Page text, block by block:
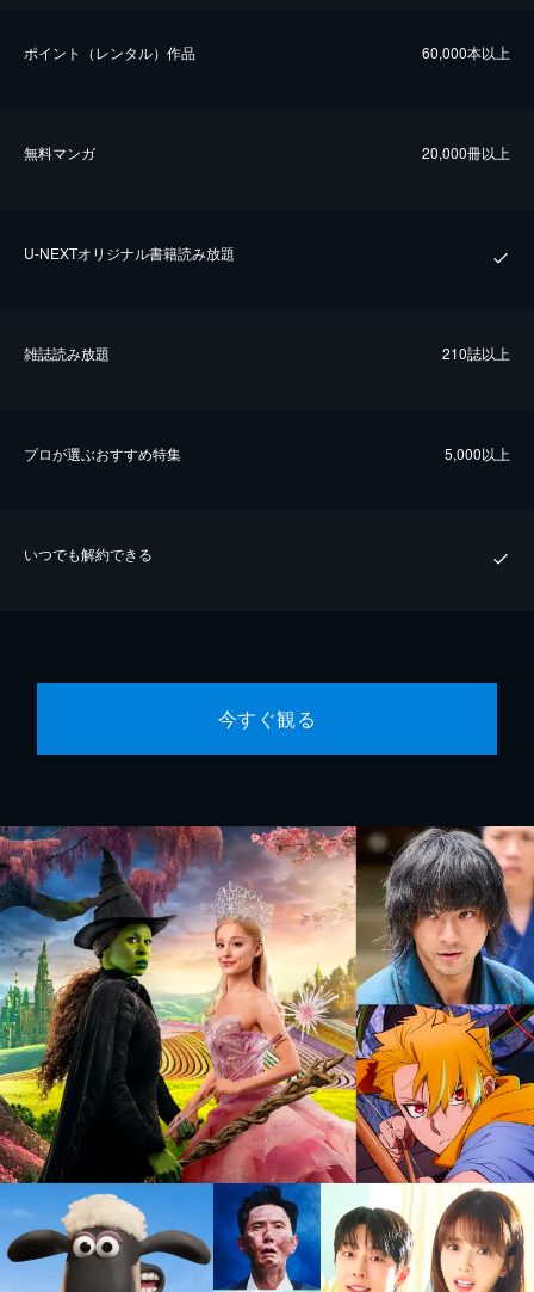
ポイント（レンタル）作品 60,000本以上
無料マンガ 20,000冊以上
U-NEXTオリジナル書籍読み放題
雑誌読み放題 210誌以上
プロが選ぶおすすめ特集 5,000以上
いつでも解約できる
今すぐ観る